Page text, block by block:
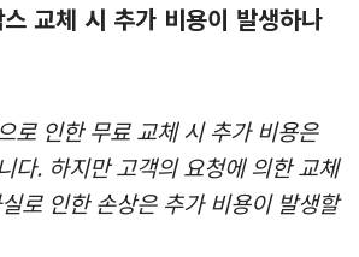
교체 시 추가 비용이 발생하나
로 인한 무료 교체 시 추가 비용은
다. 하지만 고객의 요청에 의한 교체
로 인한 손상은 추가 비용이 발생할